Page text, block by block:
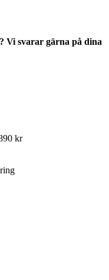
Vi svarar gärna på dina
kr